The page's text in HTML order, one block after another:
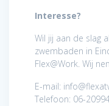
Interesse?
Wil jij aan de slag
zwembaden in
Flex@Work. Wij
E-mail:
Telefoon: 06-